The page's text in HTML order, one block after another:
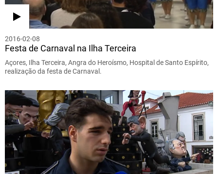
2016-02-08
Festa de Carnaval na Ilha Terceira
Açores, Ilha Terceira, Angra do Heroísmo, Hospital de Santo Espírito,
realização da festa de Carnaval.